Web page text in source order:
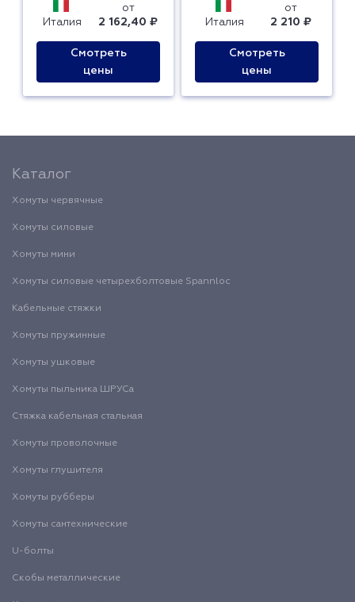
Италия
от
2 162,40 ₽
Смотреть
цены
Италия
от
2 210 ₽
Смотреть
цены
Каталог
Хомуты червячные
Хомуты силовые
Хомуты мини
Хомуты силовые четырехболтовые Spannloc
Кабельные стяжки
Хомуты пружинные
Хомуты ушковые
Хомуты пыльника ШРУСа
Стяжка кабельная стальная
Хомуты проволочные
Хомуты глушителя
Хомуты рубберы
Хомуты сантехнические
U-болты
Скобы металлические